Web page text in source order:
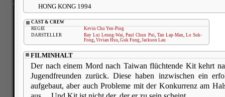
HONG KONG 1994
CAST & CREW
REGIE
Kevin Chu Yen-Ping
DARSTELLER
Ray Lui Leung-Wai,Paul Chun Pui, Tan Lap-Man, Lo Suk-
Fong, Vivian Hsu, Guk Fung, Jackson Lau
FILMINHALT
Der nach einem Mord nach Taiwan flüchtende Kit kehrt
Jugendfreunden zurück. Diese haben inzwischen ein
aufgebaut, aber auch Probleme mit der Konkurrenz am